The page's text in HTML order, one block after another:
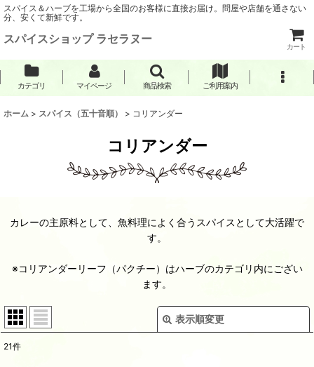
スパイス＆ハーブを工場から全国のお客様に直接お届け。問屋や店舗を通さない
分、安くて新鮮です。
スパイスショップ ラセラヌー
カート
カテゴリ マイページ 商品検索 ご利用案内
ホーム > スパイス（五十音順） > コリアンダー
コリアンダー
カレーの主原料として、魚料理によく合うスパイスとして大活躍で
す。
※コリアンダーリーフ（パクチー）はハーブのカテゴリ内にござい
ます。
表示順変更
21件